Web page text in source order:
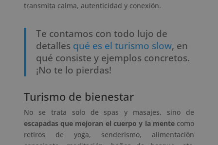
transmita calma, autenticidad y conexión.
Te contamos con todo lujo de
detalles qué es el turismo slow, en
qué consiste y ejemplos concretos.
¡No te lo pierdas!
Turismo de bienestar
No se trata solo de spas y masajes, sino de
escapadas que mejoran el cuerpo y la mente como
retiros de yoga, senderismo, alimentación